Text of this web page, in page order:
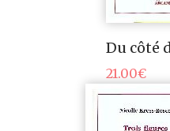
Du côté
21.00€